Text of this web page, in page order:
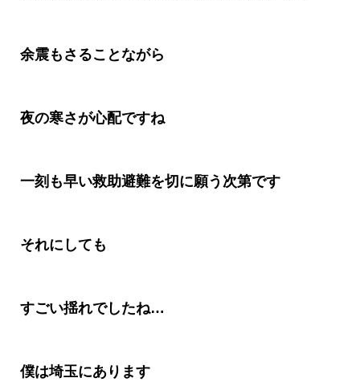
余震もさることながら
夜の寒さが心配ですね
一刻も早い救助避難を切に願う次第です
それにしても
すごい揺れでしたね…
僕は埼玉にあります